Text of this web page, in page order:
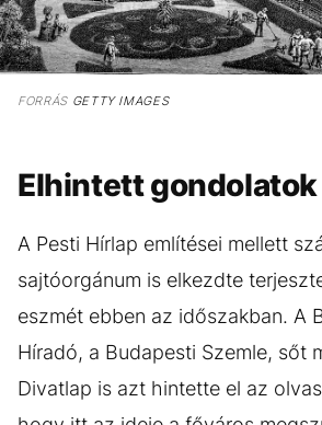
FORRÁSGETTY IMAGES
Elhintett gondolatok
A Pesti Hírlap említései mellett
sajtóorgánum is elkezdte
eszmét ebben az időszakban. A
Híradó, a Budapesti Szemle, sőt
Divatlap is azt hintette el az